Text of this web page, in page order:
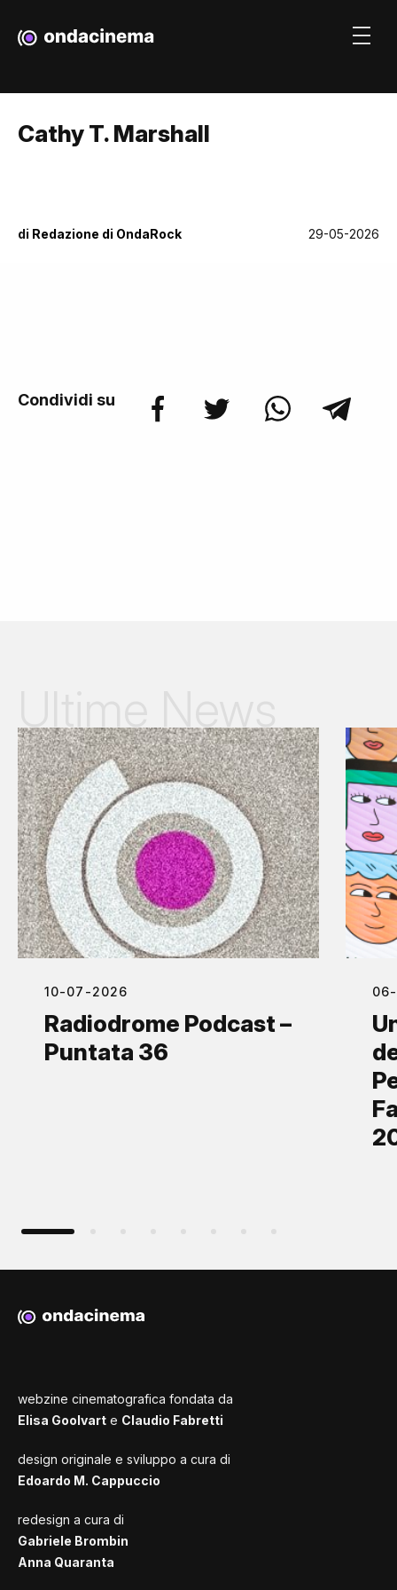
Cathy T. Marshall
di Redazione di OndaRock 29-05-2026
Condividi su
10-07-2026
Radiodrome Podcast –
Puntata 36
webzine cinematografica fondata da
Elisa Goolvart e Claudio Fabretti
design originale e sviluppo a cura di
Edoardo M. Cappuccio
redesign a cura di
Gabriele Brombin
Anna Quaranta